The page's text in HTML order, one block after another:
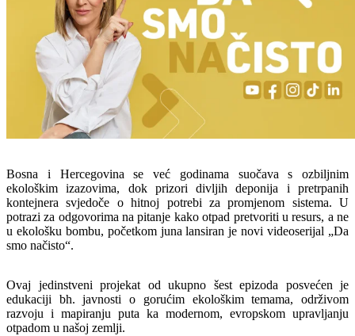
Bosna i Hercegovina se već godinama suočava s ozbiljnim
ekološkim izazovima, dok prizori divljih deponija i pretrpanih
kontejnera svjedoče o hitnoj potrebi za promjenom sistema. U
potrazi za odgovorima na pitanje kako otpad pretvoriti u resurs, a ne
u ekološku bombu, početkom juna lansiran je novi videoserijal „Da
smo načisto“.
Ovaj jedinstveni projekat od ukupno šest epizoda posvećen je
edukaciji bh. javnosti o gorućim ekološkim temama, održivom
razvoju i mapiranju puta ka modernom, evropskom upravljanju
otpadom u našoj zemlji.